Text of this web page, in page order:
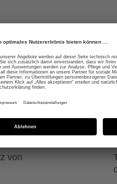
exakte
von